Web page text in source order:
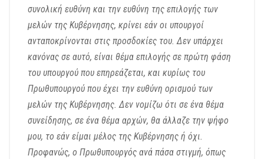
συνολική ευθύνη και την ευθύνη της επιλογής των
μελών της Κυβέρνησης, κρίνει εάν οι υπουργοί
ανταποκρίνονται στις προσδοκίες του. Δεν υπάρχει
κανόνας σε αυτό, είναι θέμα επιλογής σε πρώτη φάση
του υπουργού που επηρεάζεται, και κυρίως του
Πρωθυπουργού που έχει την ευθύνη ορισμού των
μελών της Κυβέρνησης. Δεν νομίζω ότι σε ένα θέμα
συνείδησης, σε ένα θέμα αρχών, θα άλλαζε την ψήφο
μου, το εάν είμαι μέλος της Κυβέρνησης ή όχι.
Προφανώς, ο Πρωθυπουργός ανά πάσα στιγμή, όπως